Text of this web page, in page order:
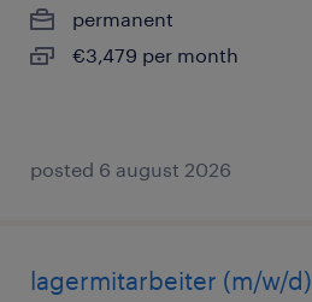
permanent
€3,479 per month
posted 6 august 2026
lagermitarbeiter (m/w/d)